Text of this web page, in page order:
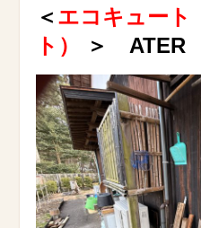
＜ エコキュート
ト）
＞ ATER